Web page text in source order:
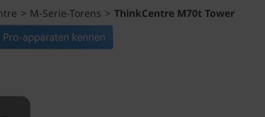
> M-Serie-Torens > ThinkCentre M70t Tower